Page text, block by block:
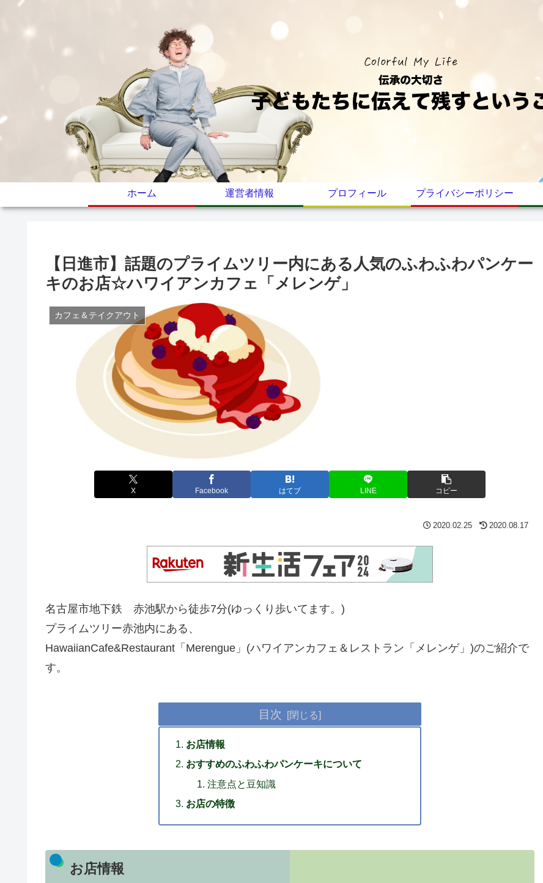
ホーム 運営者情報 プロフィール プライバシーポリシー
【日進市】話題のプライムツリー内にある人気のふわふわパンケー
キのお店☆ハワイアンカフェ「メレンゲ」
カフェ＆テイクアウト
X Facebook はてブ LINE コピー
2020.02.25 2020.08.17
名古屋市地下鉄 赤池駅から徒歩7分(ゆっくり歩いてます。)
プライムツリー赤池内にある、
HawaiianCafe&Restaurant「Merengue」(ハワイアンカフェ＆レストラン「メレンゲ」)のご紹介で
す。
目次
お店情報
おすすめのふわふわパンケーキについて
注意点と豆知識
お店の特徴
お店情報